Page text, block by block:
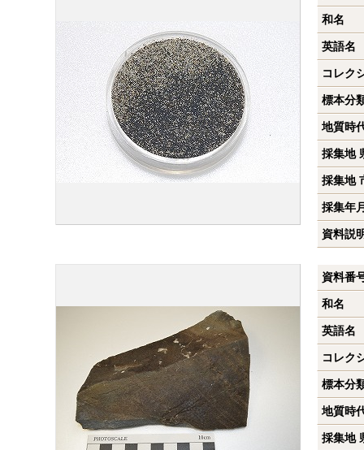
和名
英語名
コレク
標本分
地質時
採集地
採集地
採集年
資料説
資料番
和名
英語名
コレク
標本分
地質時
採集地